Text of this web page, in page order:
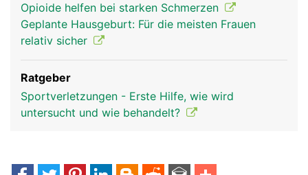
Opioide helfen bei starken Schmerzen
Geplante Hausgeburt: Für die meisten Frauen
relativ sicher
Ratgeber
Sportverletzungen - Erste Hilfe, wie wird
untersucht und wie behandelt?